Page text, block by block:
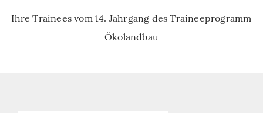
Ihre Trainees vom 14. Jahrgang des Traineeprogramm
Ökolandbau